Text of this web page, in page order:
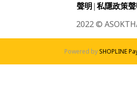
聲明|私隱政策
2022 ©
Powered bySHOPLINE